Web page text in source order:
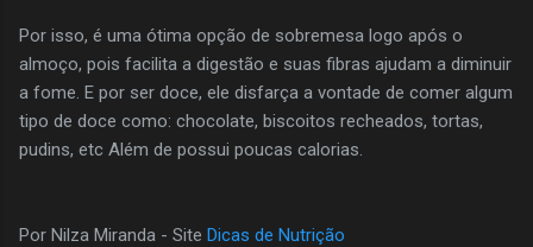
Por isso, é uma ótima opção de sobremesa logo após o
almoço, pois facilita a digestão e suas fibras ajudam a diminuir
a fome. E por ser doce, ele disfarça a vontade de comer algum
tipo de doce como: chocolate, biscoitos recheados, tortas,
pudins, etc Além de possui poucas calorias.
Por Nilza Miranda - Site Dicas de Nutrição